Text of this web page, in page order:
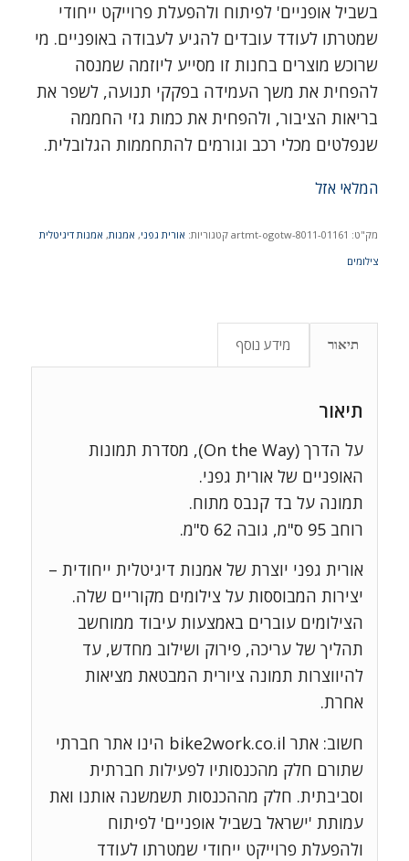
בשביל אופניים' לפיתוח ולהפעלת פרוייקט ייחודי
שמטרתו לעודד עובדים להגיע לעבודה באופניים. מי
שרוכש מוצרים בחנות זו מסייע ליוזמה שמנסה
להפחית את משך העמידה בפקקי תנועה, לשפר את
בריאות הציבור, ולהפחית את כמות גזי החממה
שנפלטים מכלי רכב וגורמים להתחממות הגלובלית.
המלאי אזל
מק"ט: artmt-ogotw-8011-01161 קטגוריות: אורית גפני, אמנות, אמנות דיגיטלית
צילומים
תיאור מידע נוסף
תיאור
על הדרך (On the Way), מסדרת תמונות
האופניים של אורית גפני.
תמונה על בד קנבס מתוח.
רוחב 95 ס"מ, גובה 62 ס"מ.
אורית גפני יוצרת של אמנות דיגיטלית ייחודית –
יצירות המבוססות על צילומים מקוריים שלה.
הצילומים עוברים באמצעות עיבוד ממוחשב
תהליך של עריכה, פירוק ושילוב מחדש, עד
להיווצרות תמונה ציורית המבטאת מציאות
אחרת.
חשוב: אתר bike2work.co.il הינו אתר חברתי
שתורם חלק מהכנסותיו לפעילות חברתית
וסביבתית. חלק מההכנסות תשמשנה אותנו ואת
עמותת 'ישראל בשביל אופניים' לפיתוח
ולהפעלת פרוייקט ייחודי שמטרתו לעודד